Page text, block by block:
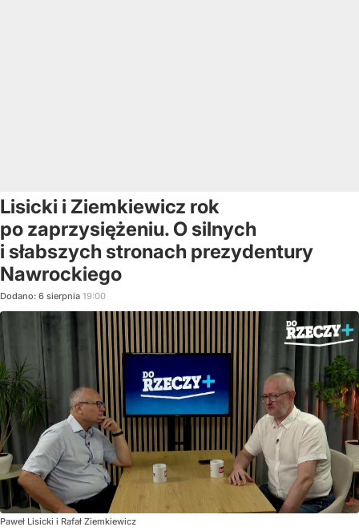
Lisicki i Ziemkiewicz rok
po zaprzysiężeniu. O silnych
i słabszych stronach prezydentury
Nawrockiego
Dodano: 6 sierpnia 19:00
Paweł Lisicki i Rafał Ziemkiewicz